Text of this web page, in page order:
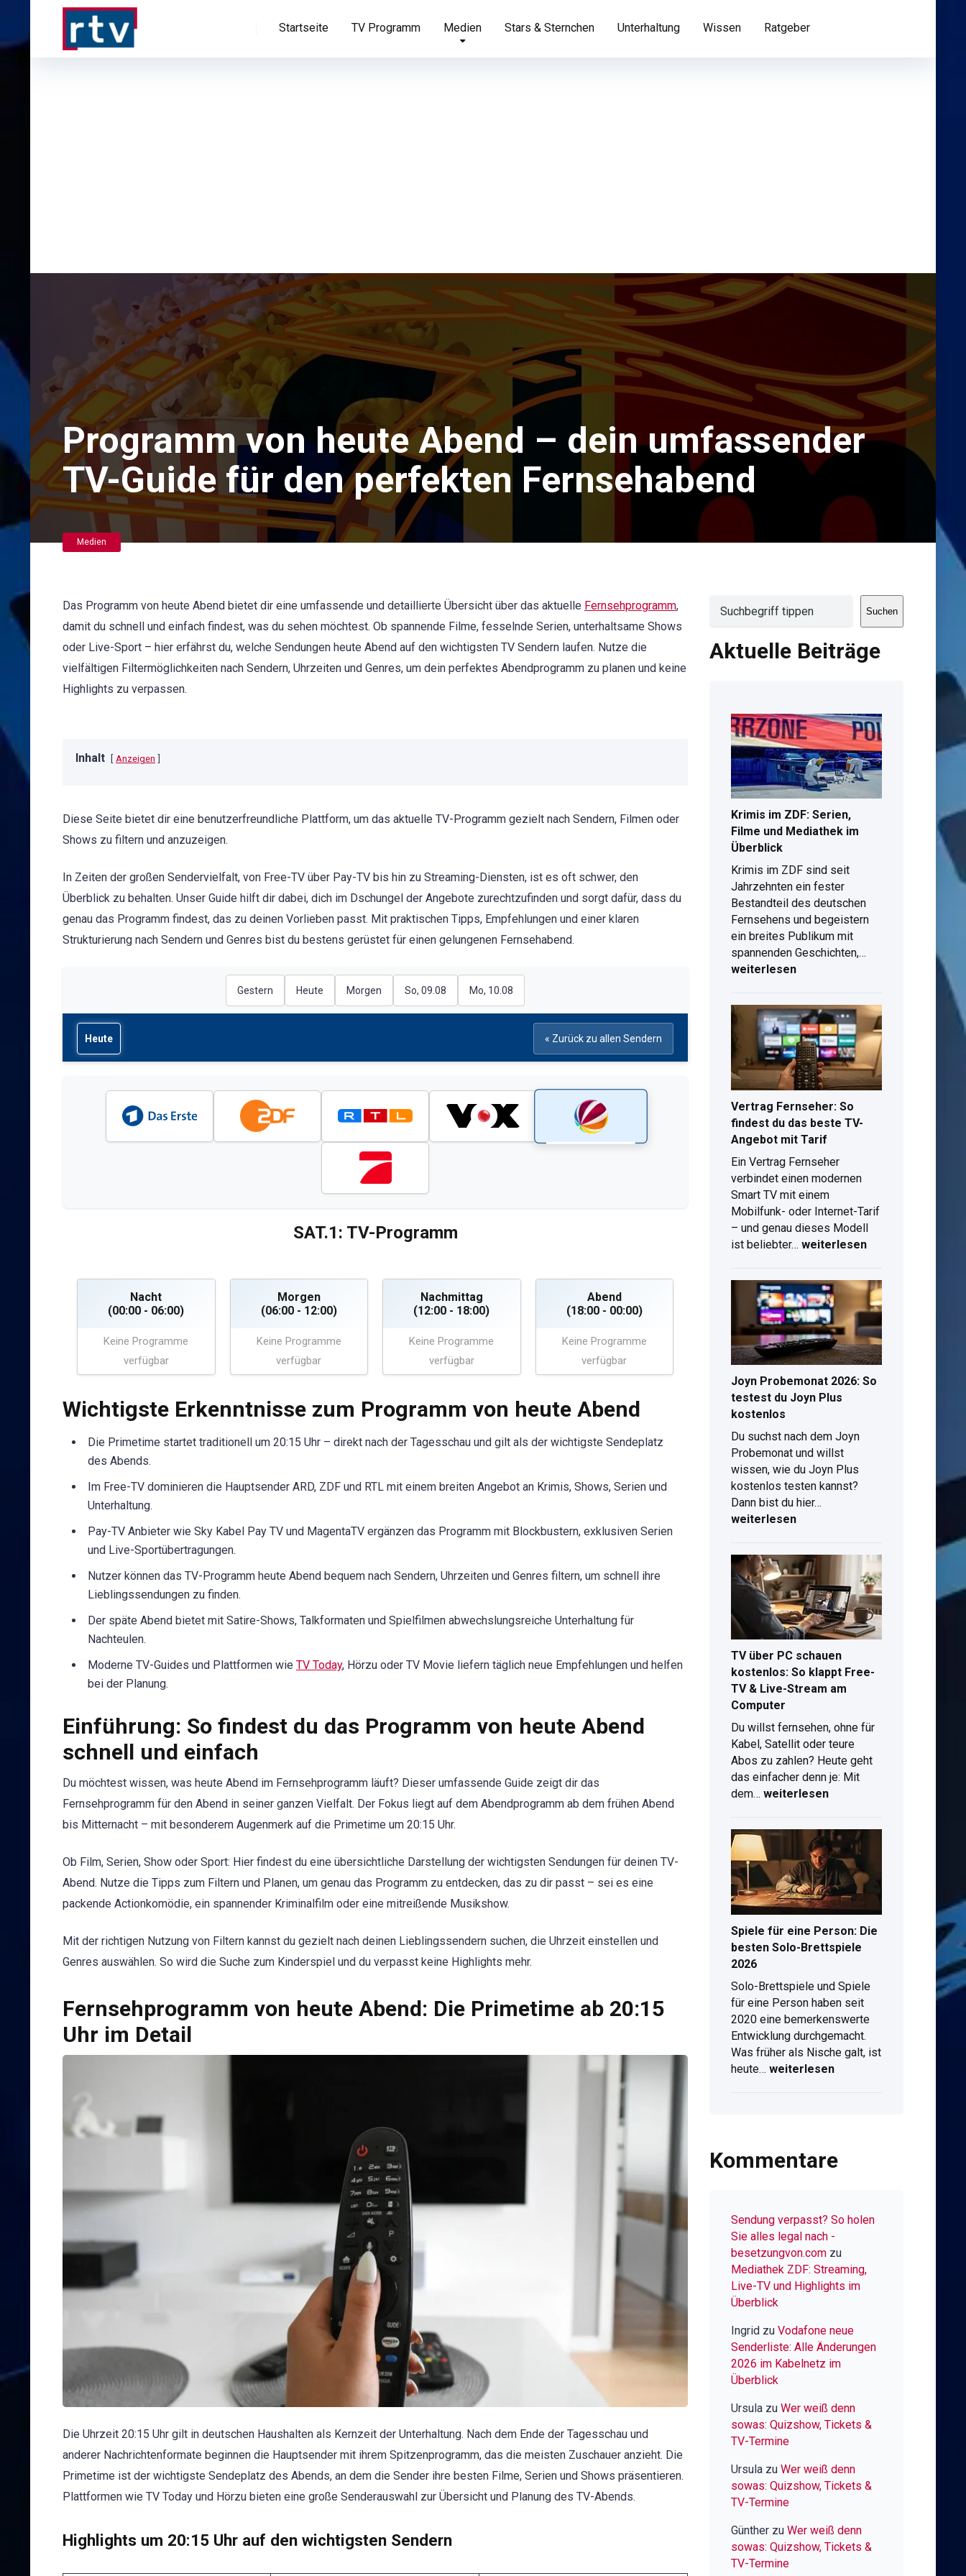
Startseite TV Programm Medien Stars & Sternchen Unterhaltung Wissen Ratgeber
Programm von heute Abend – dein umfassender
TV-Guide für den perfekten Fernsehabend
Medien
Das Programm von heute Abend bietet dir eine umfassende und detaillierte Übersicht über das aktuelle Fernsehprogramm,
damit du schnell und einfach findest, was du sehen möchtest. Ob spannende Filme, fesselnde Serien, unterhaltsame Shows
oder Live-Sport – hier erfährst du, welche Sendungen heute Abend auf den wichtigsten TV Sendern laufen. Nutze die
vielfältigen Filtermöglichkeiten nach Sendern, Uhrzeiten und Genres, um dein perfektes Abendprogramm zu planen und keine
Highlights zu verpassen.
Inhalt Anzeigen
Diese Seite bietet dir eine benutzerfreundliche Plattform, um das aktuelle TV-Programm gezielt nach Sendern, Filmen oder
Shows zu filtern und anzuzeigen.
In Zeiten der großen Sendervielfalt, von Free-TV über Pay-TV bis hin zu Streaming-Diensten, ist es oft schwer, den
Überblick zu behalten. Unser Guide hilft dir dabei, dich im Dschungel der Angebote zurechtzufinden und sorgt dafür, dass du
genau das Programm findest, das zu deinen Vorlieben passt. Mit praktischen Tipps, Empfehlungen und einer klaren
Strukturierung nach Sendern und Genres bist du bestens gerüstet für einen gelungenen Fernsehabend.
Gestern Heute Morgen So, 09.08 Mo, 10.08
Heute « Zurück zu allen Sendern
SAT.1: TV-Programm
Nacht
(00:00 - 06:00)
Keine Programme
verfügbar
Morgen
(06:00 - 12:00)
Keine Programme
verfügbar
Nachmittag
(12:00 - 18:00)
Keine Programme
verfügbar
Abend
(18:00 - 00:00)
Keine Programme
verfügbar
Wichtigste Erkenntnisse zum Programm von heute Abend
Die Primetime startet traditionell um 20:15 Uhr – direkt nach der Tagesschau und gilt als der wichtigste Sendeplatz
des Abends.
Im Free-TV dominieren die Hauptsender ARD, ZDF und RTL mit einem breiten Angebot an Krimis, Shows, Serien und
Unterhaltung.
Pay-TV Anbieter wie Sky Kabel Pay TV und MagentaTV ergänzen das Programm mit Blockbustern, exklusiven Serien
und Live-Sportübertragungen.
Nutzer können das TV-Programm heute Abend bequem nach Sendern, Uhrzeiten und Genres filtern, um schnell ihre
Lieblingssendungen zu finden.
Der späte Abend bietet mit Satire-Shows, Talkformaten und Spielfilmen abwechslungsreiche Unterhaltung für
Nachteulen.
Moderne TV-Guides und Plattformen wie TV Today, Hörzu oder TV Movie liefern täglich neue Empfehlungen und helfen
bei der Planung.
Einführung: So findest du das Programm von heute Abend
schnell und einfach
Du möchtest wissen, was heute Abend im Fernsehprogramm läuft? Dieser umfassende Guide zeigt dir das
Fernsehprogramm für den Abend in seiner ganzen Vielfalt. Der Fokus liegt auf dem Abendprogramm ab dem frühen Abend
bis Mitternacht – mit besonderem Augenmerk auf die Primetime um 20:15 Uhr.
Ob Film, Serien, Show oder Sport: Hier findest du eine übersichtliche Darstellung der wichtigsten Sendungen für deinen TV-
Abend. Nutze die Tipps zum Filtern und Planen, um genau das Programm zu entdecken, das zu dir passt – sei es eine
packende Actionkomödie, ein spannender Kriminalfilm oder eine mitreißende Musikshow.
Mit der richtigen Nutzung von Filtern kannst du gezielt nach deinen Lieblingssendern suchen, die Uhrzeit einstellen und
Genres auswählen. So wird die Suche zum Kinderspiel und du verpasst keine Highlights mehr.
Fernsehprogramm von heute Abend: Die Primetime ab 20:15
Uhr im Detail
Die Uhrzeit 20:15 Uhr gilt in deutschen Haushalten als Kernzeit der Unterhaltung. Nach dem Ende der Tagesschau und
anderer Nachrichtenformate beginnen die Hauptsender mit ihrem Spitzenprogramm, das die meisten Zuschauer anzieht. Die
Primetime ist der wichtigste Sendeplatz des Abends, an dem die Sender ihre besten Filme, Serien und Shows präsentieren.
Plattformen wie TV Today und Hörzu bieten eine große Senderauswahl zur Übersicht und Planung des TV-Abends.
Highlights um 20:15 Uhr auf den wichtigsten Sendern
Suchen
Aktuelle Beiträge
Krimis im ZDF: Serien,
Filme und Mediathek im
Überblick
Krimis im ZDF sind seit
Jahrzehnten ein fester
Bestandteil des deutschen
Fernsehens und begeistern
ein breites Publikum mit
spannenden Geschichten,…
Serien,
Filme
und
Mediathek
im
Überblick
weiterlesen
Vertrag Fernseher: So
findest du das beste TV-
Angebot mit Tarif
Ein Vertrag Fernseher
verbindet einen modernen
Smart TV mit einem
Mobilfunk- oder Internet-Tarif
– und genau dieses Modell
ist beliebter… Vertrag
findest
du
das
beste
TV-
Angebot
mit
weiterlesen
Joyn Probemonat 2026: So
testest du Joyn Plus
kostenlos
Du suchst nach dem Joyn
Probemonat und willst
wissen, wie du Joyn Plus
kostenlos testen kannst?
Dann bist du hier…
So
du
Joyn
Plus
kostenlos
weiterlesen
TV über PC schauen
kostenlos: So klappt Free-
TV & Live-Stream am
Computer
Du willst fernsehen, ohne für
Kabel, Satellit oder teure
Abos zu zahlen? Heute geht
das einfacher denn je: Mit
dem… TV
PC
schauen
kostenlos:
So
klappt
Free-
TV
&
am
Computer
weiterlesen
Spiele für eine Person: Die
besten Solo-Brettspiele
2026
Solo-Brettspiele und Spiele
für eine Person haben seit
2020 eine bemerkenswerte
Entwicklung durchgemacht.
Was früher als Nische galt, ist
heute… Spiele
besten
Solo-
weiterlesen
Kommentare
Sendung verpasst? So holen
Sie alles legal nach -
besetzungvon.com zu
Mediathek ZDF: Streaming,
Live-TV und Highlights im
Überblick
Ingrid zu Vodafone neue
Senderliste: Alle Änderungen
2026 im Kabelnetz im
Überblick
Ursula zu Wer weiß denn
sowas: Quizshow, Tickets &
TV-Termine
Ursula zu Wer weiß denn
sowas: Quizshow, Tickets &
TV-Termine
Günther zu Wer weiß denn
sowas: Quizshow, Tickets &
TV-Termine